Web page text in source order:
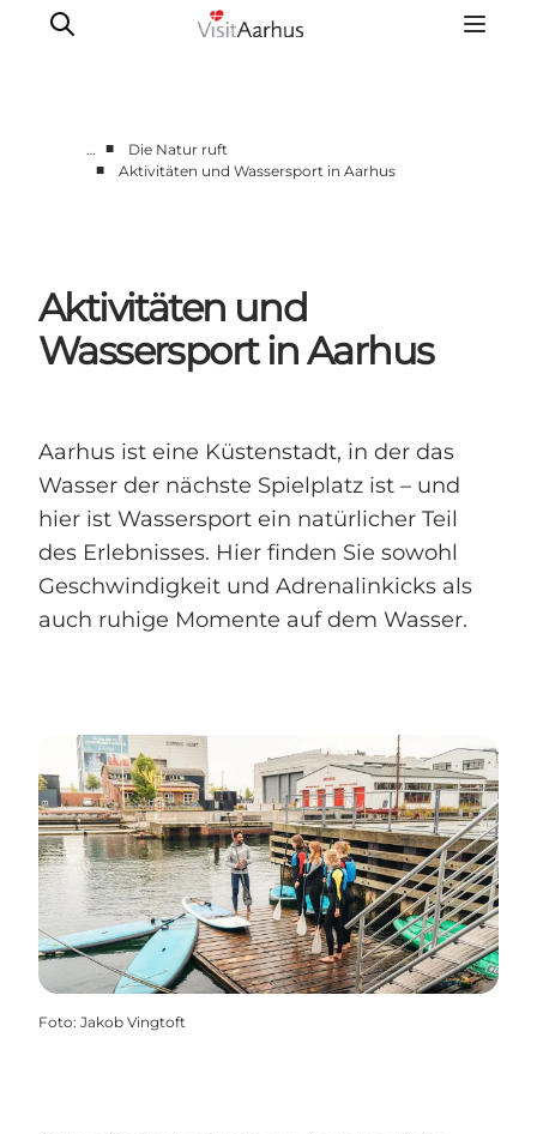
Randers
Silkeborg
Viborg
… ■
Die Natur ruft
■
Aktivitäten und Wassersport in Aarhus
Aktivitäten und
Wassersport in Aarhus
Aarhus ist eine Küstenstadt, in der das
Wasser der nächste Spielplatz ist – und
hier ist Wassersport ein natürlicher Teil
des Erlebnisses. Hier finden Sie sowohl
Geschwindigkeit und Adrenalinkicks als
auch ruhige Momente auf dem Wasser.
Foto: Jakob Vingtoft